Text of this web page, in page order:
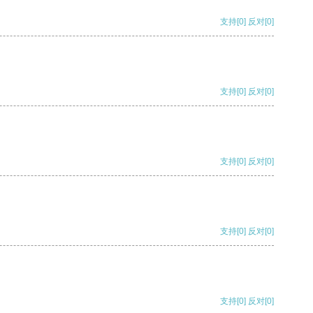
支持[0] 反对[0]
支持[0] 反对[0]
支持[0] 反对[0]
支持[0] 反对[0]
支持[0] 反对[0]